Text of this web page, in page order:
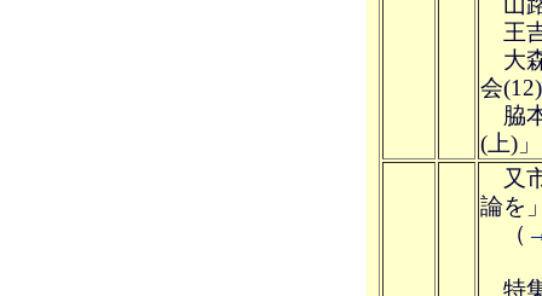
王
大
会
脇
(上)」
又
論を
（
特